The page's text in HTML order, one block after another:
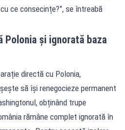
ce consecințe?”, se întreabă
și ignorată baza
directă cu Polonia,
să își renegocieze permanent
obținând trupe
rămâne complet ignorată în